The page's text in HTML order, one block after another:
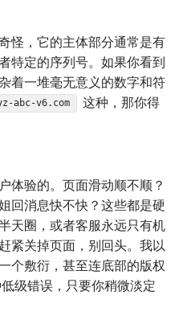
怪，它的主体部分通常是有
特定的序列号。如果你看到
着一堆毫无意义的数字和符
abc-v6.com
这种，那你得
体验的。页面滑动顺不顺？
回消息快不快？这些都是硬
天圈，或者客服永远只有机
紧关掉页面，别回头。我以
个敷衍，甚至连底部的版权
级错误，只要你稍微淡定